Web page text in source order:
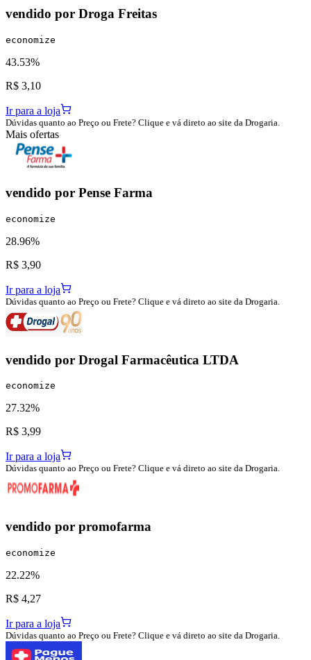
vendido por Droga Freitas
economize
43.53%
R$ 3,10
Ir para a loja
Dúvidas quanto ao Preço ou Frete? Clique e vá direto ao site da Drogaria.
Mais ofertas
vendido por Pense Farma
economize
28.96%
R$ 3,90
Ir para a loja
Dúvidas quanto ao Preço ou Frete? Clique e vá direto ao site da Drogaria.
vendido por Drogal Farmacêutica LTDA
economize
27.32%
R$ 3,99
Ir para a loja
Dúvidas quanto ao Preço ou Frete? Clique e vá direto ao site da Drogaria.
vendido por promofarma
economize
22.22%
R$ 4,27
Ir para a loja
Dúvidas quanto ao Preço ou Frete? Clique e vá direto ao site da Drogaria.